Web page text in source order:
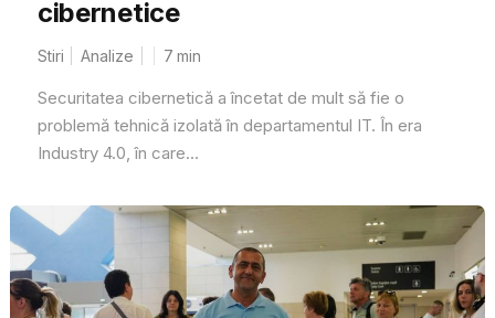
cibernetice
Stiri Analize 7 min
Securitatea cibernetică a încetat de mult să fie o
problemă tehnică izolată în departamentul IT. În era
Industry 4.0, în care...